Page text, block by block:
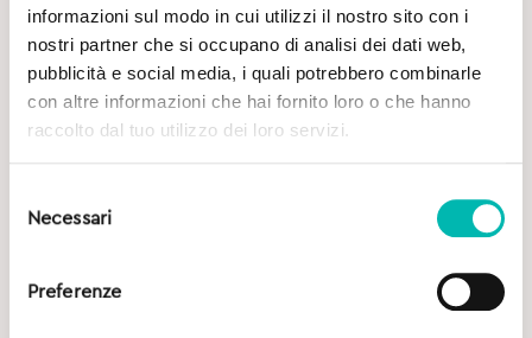
informazioni sul modo in cui utilizzi il nostro sito con i
nostri partner che si occupano di analisi dei dati web,
pubblicità e social media, i quali potrebbero combinarle
con altre informazioni che hai fornito loro o che hanno
raccolto dal tuo utilizzo dei loro servizi.
delNecessari
Preferenze